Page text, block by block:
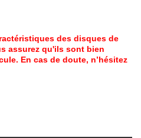
des disques de
assurez qu'ils sont bien
En cas de doute, n’hésitez